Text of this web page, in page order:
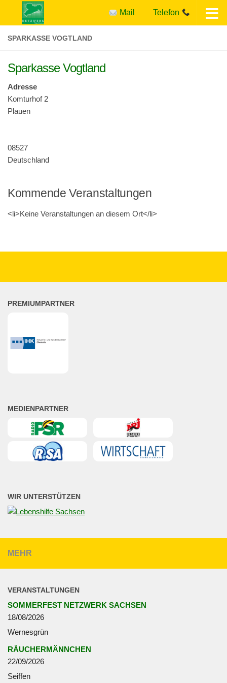
Zum Inhalt springen Mail Telefon
SPARKASSE VOGTLAND
Sparkasse Vogtland
Adresse
Kom­turhof 2
Plauen
08527
Deutschland
Kommende Veranstaltungen
<li>Keine Ver­anstal­tun­gen an diesem Ort</li>
PREMIUMPARTNER
MEDIENPARTNER
WIR UNTERSTÜTZEN
MEHR
VERANSTALTUNGEN
SOMMERFEST NETZWERK SACHSEN
18/08/2026
Wernesgrün
RÄUCHERMÄNNCHEN
22/09/2026
Seiffen